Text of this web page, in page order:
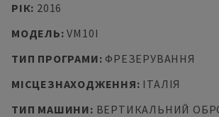
РІК: 2016
МОДЕЛЬ:VM10I
ТИП ПРОГРАМИ: ФРЕЗЕРУВАННЯ
МІСЦЕЗНАХОДЖЕННЯ: ІТАЛІЯ
ТИП МАШИНИ: ВЕРТИКАЛЬНИЙ